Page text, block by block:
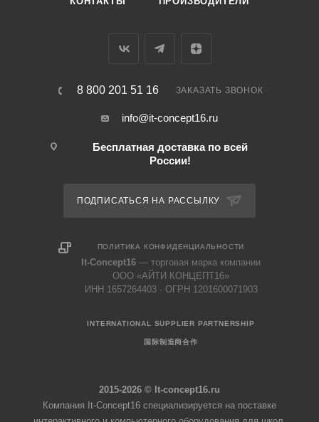
8 800 201 51 16 ЗАКАЗАТЬ ЗВОНОК
info@it-concept16.ru
Бесплатная доставка по всей
России!
ПОДПИСАТЬСЯ НА РАССЫЛКУ
ПОЛИТИКА КОНФИДЕНЦИАЛЬНОСТИ
It-Concept16 — торговая марка компании
ООО «АЙТИ КОНЦЕПТ16»
ИНН 1657264403 · ОГРН 1201600071903
INTERNATIONAL SUPPLIER PARTNERSHIP
国际制造商合作
2015-2026 © It-concept16.ru
Компания It-Concept16 специализируется на поставке